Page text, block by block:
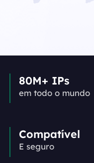
80M+ IPs
em todo o mundo
Compatível
E seguro